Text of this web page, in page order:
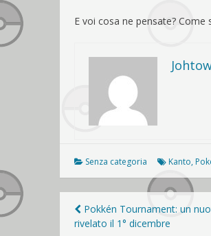
E voi cosa ne pensate?
Senza categoria Kanto,
Navigazione
Pokkén Tournament: un
rivelato il 1° dicembre